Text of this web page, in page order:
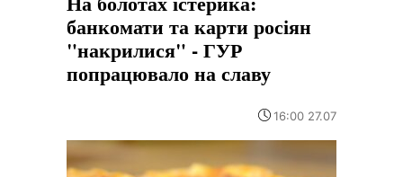
банкомати та карти росіян
"накрилися" - ГУР
попрацювало на славу
16:00 27.07